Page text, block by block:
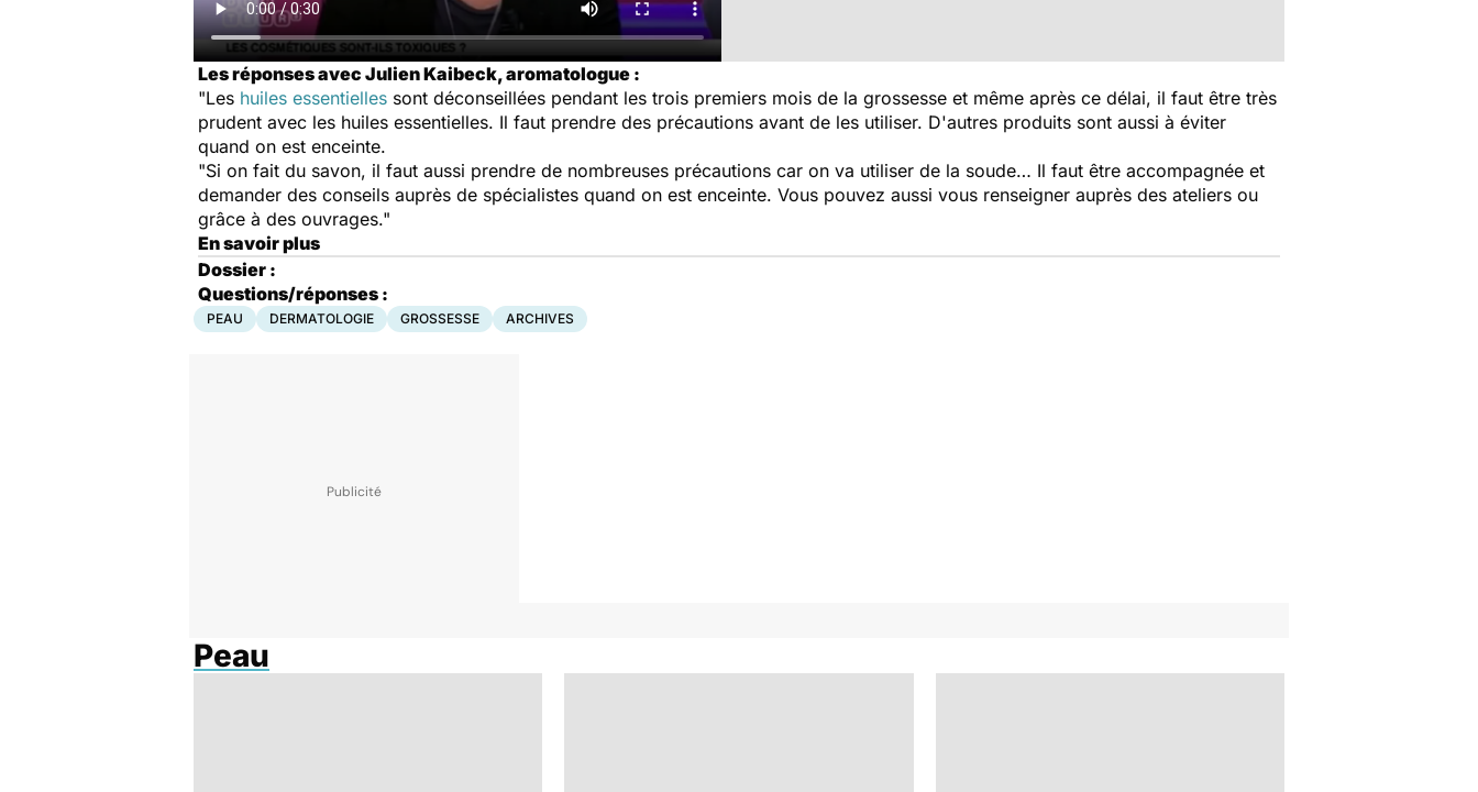
Les réponses avec Julien Kaibeck, aromatologue :
"Les huiles essentielles sont déconseillées pendant les trois premiers mois de la grossesse et même après ce délai, il faut être très
prudent avec les huiles essentielles. Il faut prendre des précautions avant de les utiliser. D'autres produits sont aussi à éviter
quand on est enceinte.
"Si on fait du savon, il faut aussi prendre de nombreuses précautions car on va utiliser de la soude… Il faut être accompagnée et
demander des conseils auprès de spécialistes quand on est enceinte. Vous pouvez aussi vous renseigner auprès des ateliers ou
grâce à des ouvrages."
En savoir plus
Dossier :
Questions/réponses :
PEAU DERMATOLOGIE GROSSESSE ARCHIVES
Peau